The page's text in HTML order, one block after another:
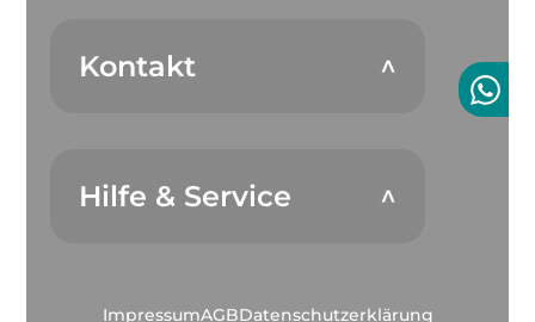
Kontakt
Hilfe & Service
ImpressumAGBDatenschutzerklärung